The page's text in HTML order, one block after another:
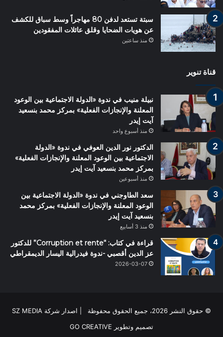
سبتة تستعد لدفن 80 مهاجراً وسط سباق للكشف
عن هويات الضحايا وقلق عائلات المفقودين
منذ ساعتين
قناة تنوير
نبيلة منيب في ندوة «الدولة الاجتماعية بين الوعود
المعلنة والإنجازات الفعلية» بمركز محمد بنسعيد
آيت إيدر
منذ أسبوع واحد
الدكتور نور الدين العوفي في ندوة «الدولة
الاجتماعية بين الوعود المعلنة والإنجازات الفعلية»
بمركز محمد بنسعيد آيت إيدر
منذ أسبوعين
سعد الطاوجني في ندوة «الدولة الاجتماعية بين
الوعود المعلنة والإنجازات الفعلية» بمركز محمد
بنسعيد آيت إيدر
منذ 3 أسابيع
قراءة في كتاب: “Corruption et rente” للدكتور
عز الدين أقصبي -ندوة فيدرالية اليسار الديمقراطي
2026-03-07
© حقوق النشر 2026، جميع الحقوق محفوظة | اصدار شركة SZ MEDIA
تصميم وتطوير GO CREATIVE